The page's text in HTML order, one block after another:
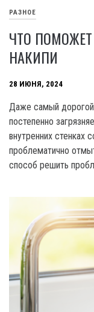
РАЗНОЕ
ЧТО
НАКИПИ
28 ИЮНЯ, 2024
Даже самый дорогой
постепенно
внутренних стенках
проблематично
способ решить